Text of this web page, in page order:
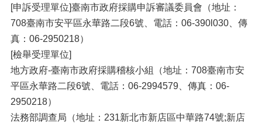
[申訴受理單位]臺南市政府採購申訴審議委員會（地址：
708臺南市安平區永華路二段6號、電話：06-390l030、傳
真：06-2950218）
[檢舉受理單位]
地方政府-臺南市政府採購稽核小組（地址：708臺南市安
平區永華路二段6號、電話：06-2994579、傳真：06-
2950218）
法務部調查局（地址：231新北市新店區中華路74號;新店